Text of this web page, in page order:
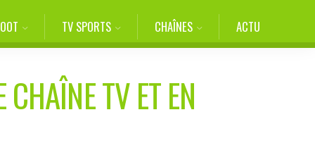
TV SPORTS CHAÎNES ACTU
TV ET EN